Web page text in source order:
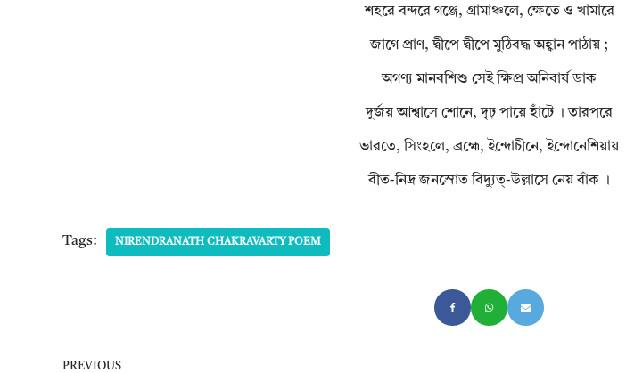
শহরে বন্দরে গঞ্জে, গ্রামাঞ্চলে, ক্ষেতে ও খামারে
জাগে প্রাণ, দ্বীপে দ্বীপে মুঠিবদ্ধ অহ্বান পাঠায় ;
অগণ্য মানবশিশু সেই ক্ষিপ্র অনিবার্য ডাক
দুর্জয় আশ্বাসে শোনে, দৃঢ় পায়ে হাঁটে । তারপরে
ভারতে, সিংহলে, ব্রহ্মে, ইন্দোচীনে, ইন্দোনেশিয়ায়
বীত-নিদ্র জনস্রোত বিদ্যুত্-উল্লাসে নেয় বাঁক ।
Tags: NIRENDRANATH CHAKRAVARTY POEM
PREVIOUS